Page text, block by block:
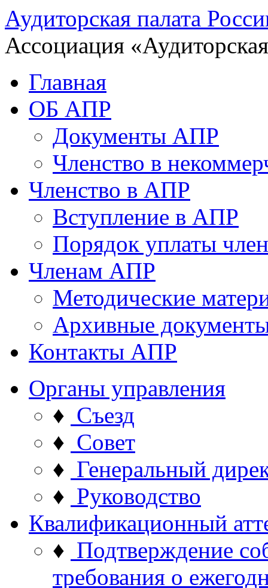
Аудиторская палата
Ассоциация
Главная
ОБ АПР
Документы АПР
Членство в
Членство в АПР
Вступление в АПР
Порядок уплаты
Членам АПР
Методические
Архивные
Контакты АПР
Органы управления
♦ Съезд
♦ Совет
♦ Генеральный
♦ Руководство
Квалификационный
♦ Подтверждение
требования о